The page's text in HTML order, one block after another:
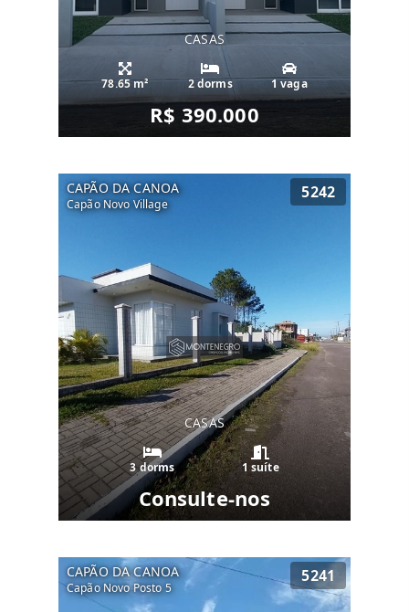
CASAS
78.65 m² 2 dorms 1 vaga
R$ 390.000
CAPÃO DA CANOA
Capão Novo Village
5242
CASAS
3 dorms 1 suíte
Consulte-nos
CAPÃO DA CANOA
Capão Novo Posto 5
5241